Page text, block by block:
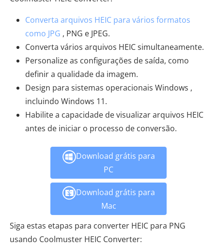
Converta arquivos HEIC para vários formatos
como JPG , PNG e JPEG.
Converta vários arquivos HEIC simultaneamente.
Personalize as configurações de saída, como
definir a qualidade da imagem.
Design para sistemas operacionais Windows ,
incluindo Windows 11.
Habilite a capacidade de visualizar arquivos HEIC
antes de iniciar o processo de conversão.
Download grátis para
PC
Download grátis para
Mac
Siga estas etapas para converter HEIC para PNG
usando Coolmuster HEIC Converter: